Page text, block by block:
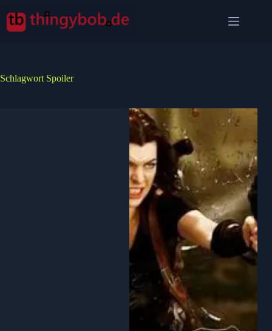
Inhalt
springen
Schlagwort Spoiler